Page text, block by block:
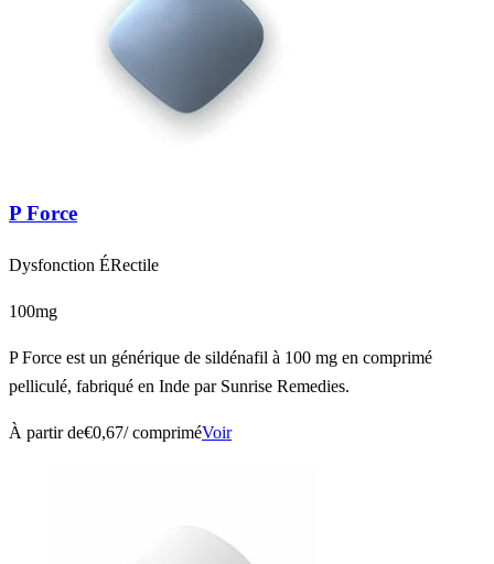
P Force
Dysfonction ÉRectile
100mg
P Force est un générique de sildénafil à 100 mg en comprimé
pelliculé, fabriqué en Inde par Sunrise Remedies.
À partir de€0,67/ compriméVoir